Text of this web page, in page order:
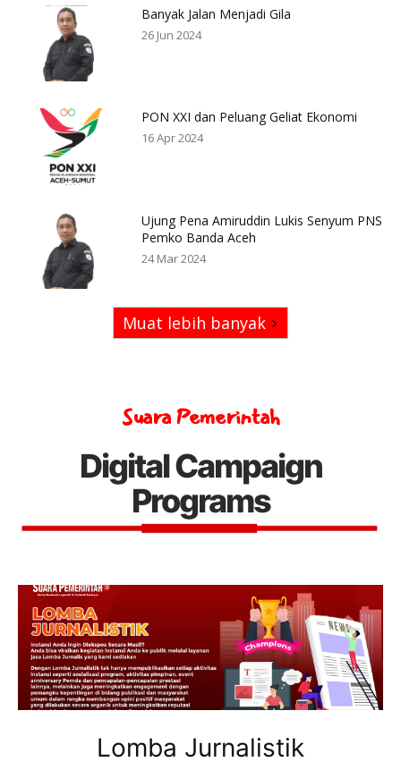
Banyak Jalan Menjadi Gila
26 Jun 2024
PON XXI dan Peluang Geliat Ekonomi
16 Apr 2024
Ujung Pena Amiruddin Lukis Senyum PNS
Pemko Banda Aceh
24 Mar 2024
Muat lebih banyak
Suara Pemerintah
Digital Campaign
Programs
Lomba Jurnalistik